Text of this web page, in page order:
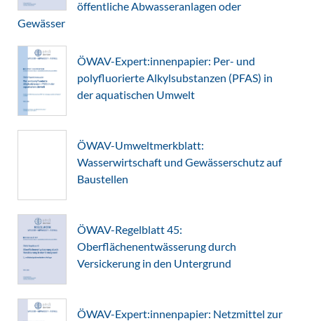
öffentliche Abwasseranlagen oder
Gewässer
ÖWAV-Expert:innenpapier: Per- und
polyfluorierte Alkylsubstanzen (PFAS) in
der aquatischen Umwelt
ÖWAV-Umweltmerkblatt:
Wasserwirtschaft und Gewässerschutz auf
Baustellen
ÖWAV-Regelblatt 45:
Oberflächenentwässerung durch
Versickerung in den Untergrund
ÖWAV-Expert:innenpapier: Netzmittel zur